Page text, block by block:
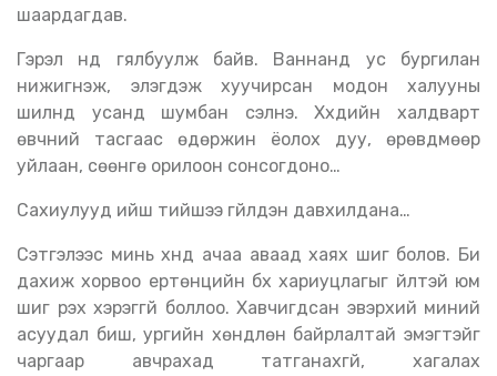
шаардагдав.
Гэрэл нүд гялбуулж байв. Ваннанд ус бургилан
нижигнэж, элэгдэж хуучирсан модон халууны
шилнүүд усанд шумбан сэлнэ. Хүүхдийн халдварт
өвчний тасгаас өдөржин ёолох дуу, өрөвдмөөр
уйлаан, сөөнгө орилоон сонсогдоно…
Сахиулууд ийш тийшээ гүйлдэн давхилдана…
Сэтгэлээс минь хүнд ачаа аваад хаях шиг болов. Би
дахиж хорвоо ертөнцийн бүх хариуцлагыг үйлтэй юм
шиг үүрэх хэрэггүй боллоо. Хавчигдсан эвэрхий миний
асуудал биш, ургийн хөндлөн байрлалтай эмэгтэйг
чаргаар авчрахад татганахгүй, хагалах